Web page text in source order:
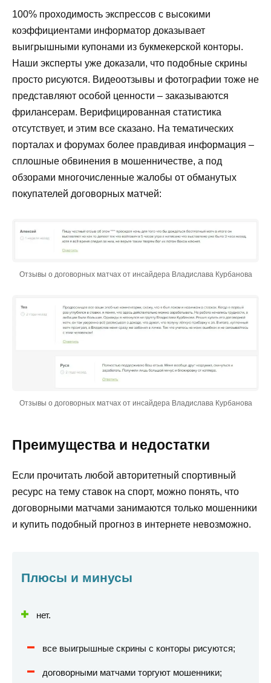
100% проходимость экспрессов с высокими
коэффициентами информатор доказывает
выигрышными купонами из букмекерской конторы.
Наши эксперты уже доказали, что подобные скрины
просто рисуются. Видеоотзывы и фотографии тоже не
представляют особой ценности – заказываются
фрилансерам. Верифицированная статистика
отсутствует, и этим все сказано. На тематических
порталах и форумах более правдивая информация –
сплошные обвинения в мошенничестве, а под
обзорами многочисленные жалобы от обманутых
покупателей договорных матчей:
Отзывы о договорных матчах от инсайдера Владислава Курбанова
Отзывы о договорных матчах от инсайдера Владислава Курбанова
Преимущества и недостатки
Если прочитать любой авторитетный спортивный
ресурс на тему ставок на спорт, можно понять, что
договорными матчами занимаются только мошенники
и купить подобный прогноз в интернете невозможно.
Плюсы и минусы
нет.
все выигрышные скрины с конторы рисуются;
договорными матчами торгуют мошенники;